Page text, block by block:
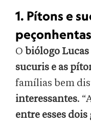
1. Pítons e
peçonhentas
O biólogo Lucas
sucuris e as
famílias bem
interessantes.
entre esses